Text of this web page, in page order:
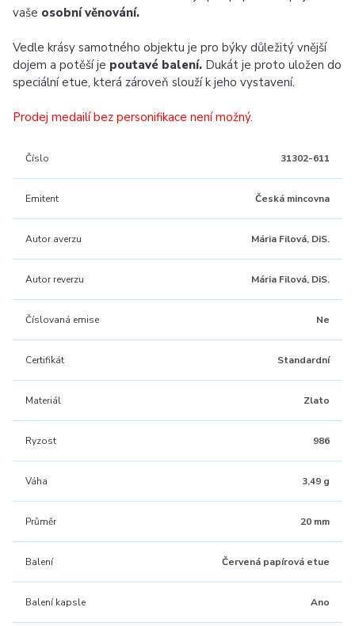
vaše osobní věnování.
Vedle krásy samotného objektu je pro býky důležitý vnější
dojem a potěší je poutavé balení. Dukát je proto uložen do
speciální etue, která zároveň slouží k jeho vystavení.
Prodej medailí bez personifikace není možný.
Číslo 31302-611
Emitent Česká mincovna
Autor averzu Mária Filová, DiS.
Autor reverzu Mária Filová, DiS.
Číslovaná emise Ne
Certifikát Standardní
Materiál Zlato
Ryzost 986
Váha 3,49 g
Průměr 20 mm
Balení Červená papírová etue
Balení kapsle Ano